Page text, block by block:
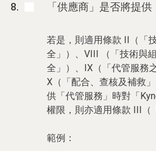
「供應商」是否將提
若是，則適用條款 II（「
全」）、VIII （「技術與
全」）、IX（「代管服務
X（「配合、查核及補救
供「代管服務」時對「
權限，則亦適用條款 III（
範例：